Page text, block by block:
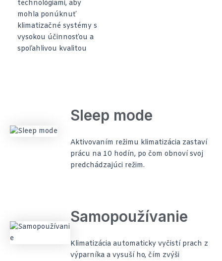
technológiami, aby
mohla ponúknuť
klimatizačné systémy s
vysokou účinnosťou a
spoľahlivou kvalitou
Sleep mode
Aktivovaním režimu klimatizácia zastaví
prácu na 10 hodín, po čom obnoví svoj
predchádzajúci režim.
Samopoužívanie
Klimatizácia automaticky vyčistí prach z
výparníka a vysuší ho, čím zvýši